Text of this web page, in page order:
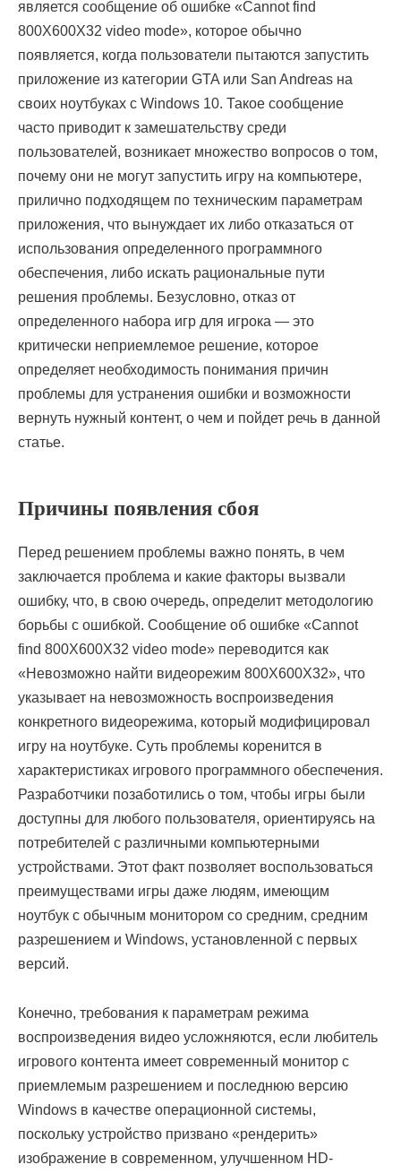
является сообщение об ошибке «Cannot find
800X600X32 video mode», которое обычно
появляется, когда пользователи пытаются запустить
приложение из категории GTA или San Andreas на
своих ноутбуках с Windows 10. Такое сообщение
часто приводит к замешательству среди
пользователей, возникает множество вопросов о том,
почему они не могут запустить игру на компьютере,
прилично подходящем по техническим параметрам
приложения, что вынуждает их либо отказаться от
использования определенного программного
обеспечения, либо искать рациональные пути
решения проблемы. Безусловно, отказ от
определенного набора игр для игрока — это
критически неприемлемое решение, которое
определяет необходимость понимания причин
проблемы для устранения ошибки и возможности
вернуть нужный контент, о чем и пойдет речь в данной
статье.
Причины появления сбоя
Перед решением проблемы важно понять, в чем
заключается проблема и какие факторы вызвали
ошибку, что, в свою очередь, определит методологию
борьбы с ошибкой. Сообщение об ошибке «Cannot
find 800X600X32 video mode» переводится как
«Невозможно найти видеорежим 800X600X32», что
указывает на невозможность воспроизведения
конкретного видеорежима, который модифицировал
игру на ноутбуке. Суть проблемы коренится в
характеристиках игрового программного обеспечения.
Разработчики позаботились о том, чтобы игры были
доступны для любого пользователя, ориентируясь на
потребителей с различными компьютерными
устройствами. Этот факт позволяет воспользоваться
преимуществами игры даже людям, имеющим
ноутбук с обычным монитором со средним, средним
разрешением и Windows, установленной с первых
версий.
Конечно, требования к параметрам режима
воспроизведения видео усложняются, если любитель
игрового контента имеет современный монитор с
приемлемым разрешением и последнюю версию
Windows в качестве операционной системы,
поскольку устройство призвано «рендерить»
изображение в современном, улучшенном HD-